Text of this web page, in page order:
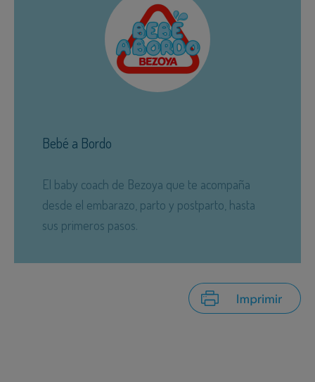
Bebé a Bordo
El baby coach de Bezoya que te acompaña
desde el embarazo, parto y postparto, hasta
sus primeros pasos.